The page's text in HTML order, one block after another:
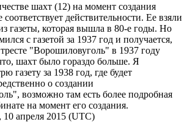
шахт (12) на момент создания
действительности. Ее взяли
газеты, которая вышла в 80-е годы. Но
с газетой за 1937 год и получается,
"Ворошиловуголь" в 1937 году
шахт было гораздо больше. Я
газету за 1938 год, где будет
о создании
возможно там есть более подробная
на момент его создания.
10 апреля 2015 (UTC)